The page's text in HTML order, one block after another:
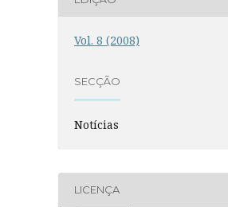
Vol. 8 (2008)
SECÇÃO
Notícias
LICENÇA